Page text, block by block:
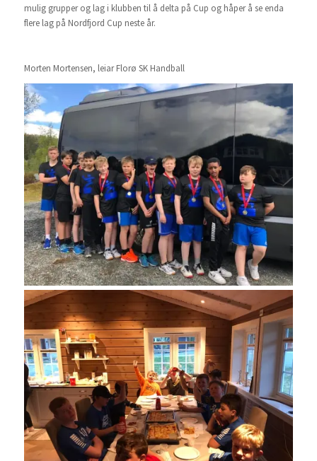
mulig grupper og lag i klubben til å delta på Cup og håper å se enda
flere lag på Nordfjord Cup neste år.
Morten Mortensen, leiar Florø SK Handball